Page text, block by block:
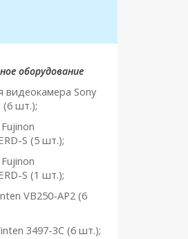
оборудование
видеокамера Sony
(6 шт.);
Fujinon
-S (5 шт.);
Fujinon
-S (1 шт.);
VB250-AP2 (6
3497-3С (6 шт.);